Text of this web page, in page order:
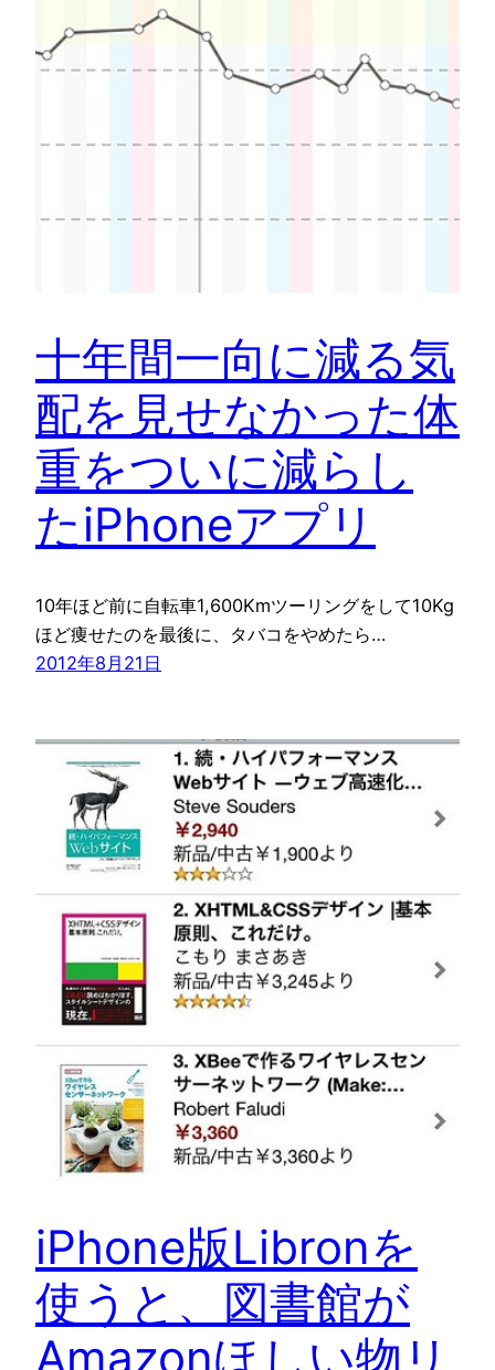
十年間一向に減る気
配を見せなかった体
重をついに減らし
たiPhoneアプリ
10年ほど前に自転車1,600Kmツーリングをして10Kg
ほど痩せたのを最後に、タバコをやめたら…
2012年8月21日
iPhone版Libronを
使うと、図書館が
Amazonほしい物リ